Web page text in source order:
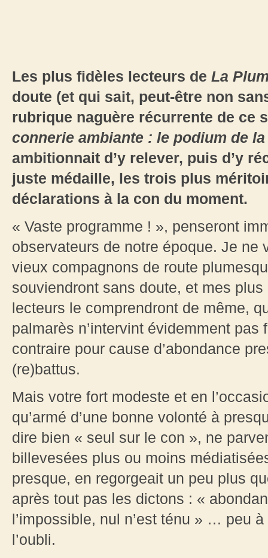
Les plus fidèles lecteurs de La
doute (et qui sait, peut-être non
rubrique naguère récurrente de ce
connerie ambiante : le podium de
ambitionnait d’y relever, puis d’y
juste médaille, les trois plus
déclarations à la con du moment.
« Vaste programme ! », penseront
observateurs de notre époque. Je
vieux compagnons de route
souviendront sans doute, et mes
lecteurs le comprendront de même,
palmarès n’intervint évidemment
contraire pour cause d’abondance
(re)battus.
Mais votre fort modeste et en
qu’armé d’une bonne volonté à
dire bien « seul sur le con », ne
billevesées plus ou moins
presque, en regorgeait un peu plus
après tout pas les dictons : «
l’impossible, nul n’est ténu » … peu
l’oubli.